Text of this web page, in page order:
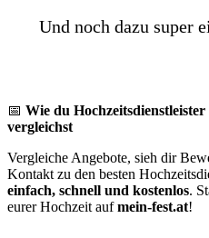
Und noch dazu super
📅 Wie du
vergleichst
Vergleiche Angebote, sieh dir
Kontakt zu den besten
einfach, schnell und kostenlos.
eurer Hochzeit aufmein-fest.at!